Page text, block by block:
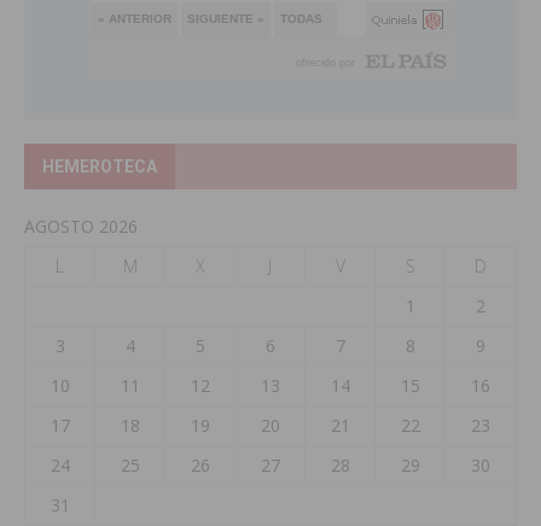
HEMEROTECA
AGOSTO 2026
L
M X J V S
D
1
2
3
4 5 6 7 8
9
10
11 12 13 14 15
16
17
18 19 20 21 22
23
24
25 26 27 28 29
30
31